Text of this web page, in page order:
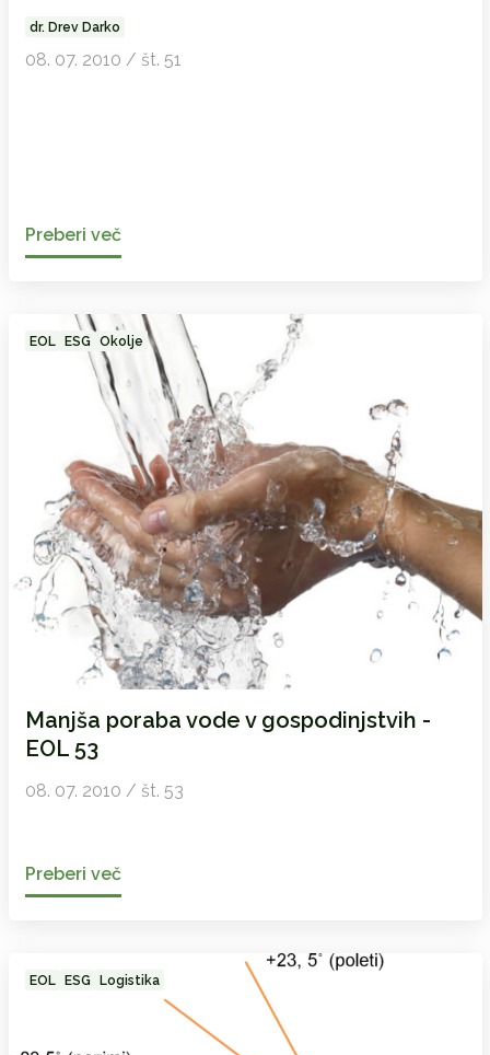
dr. Drev Darko
08. 07. 2010 / št. 51
Preberi več
EOL ESG Okolje
Manjša poraba vode v gospodinjstvih -
EOL 53
08. 07. 2010 / št. 53
Preberi več
EOL ESG Logistika